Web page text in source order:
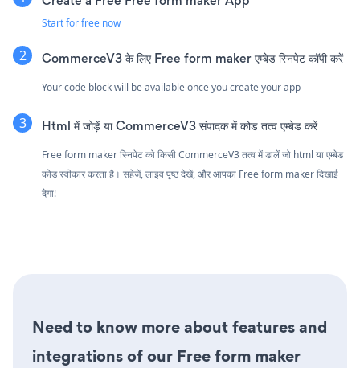
Start for free now
CommerceV3 के लिए Free form maker एम्बेड स्निपेट कॉपी करें
Your code block will be available once you create your app
Html में जोड़ें या CommerceV3 संपादक में कोड तत्व एम्बेड करें
Free form maker स्निपेट को किसी CommerceV3 तत्व में डालें जो html या एम्बेड
कोड स्वीकार करता है। सहेजें, लाइव पृष्ठ देखें, और आपका Free form maker दिखाई
देगा!
Need to know more about features and
integrations of our Free form maker